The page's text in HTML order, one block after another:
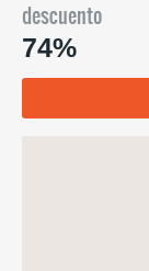
descuento
74%